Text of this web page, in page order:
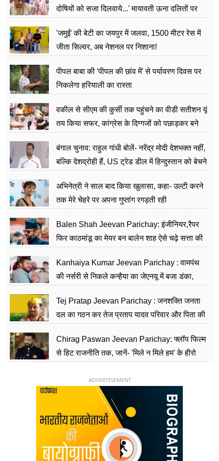
दोषियों को सजा दिलवाये...' मायावती ऊना दलितों पर
'जमुई' की बेटी का जयपुर में जलवा, 1500 मीटर रेस में
जीता सिल्वर, अब नेशनल पर निशाना!
पीपल बाबा की 'पीपल की छांव में' से पर्यावरण दिवस पर
निकलेगा हरियाली का रास्ता
वकील से सीएम की कुर्सी तक पहुंचने का वीडी सतीशन यूं
तय किया सफर, कांग्रेस के दिग्गजों को पछाड़कर बने
बंगाल चुनाव: राहुल गांधी बोलें- नरेंद्र मोदी देशभक्त नहीं,
बल्कि देशद्रोही हैं, US ट्रेड डील में हिन्दुस्तान को बेचने
अभिनेत्री ने साल बाद किया खुलासा, कहा- उल्टी करने
तक मेरे चेहरे पर अपना गुप्तांग रगड़ती रही
Balen Shah Jeevan Parichay: इंजीनियर,रैपर
फिर काठमांडू का मेयर बन बालेन शाह ऐसे चढ़े सत्ता की
Kanhaiya Kumar Jeevan Parichay : वामपंथ
की नर्सरी से निकले कन्हैया का जेएनयू में बजा डंका,
Tej Pratap Jeevan Parichay : जनशक्ति जनता
दल का गठन कर तेज प्रताप यादव परिवार और पिता की
Chirag Paswan Jeevan Parichay: फ्लॉप फिल्म
से हिट राजनीति तक, जानें- 'मिले न मिले हम' के हीरो
ADVERTISEMENT